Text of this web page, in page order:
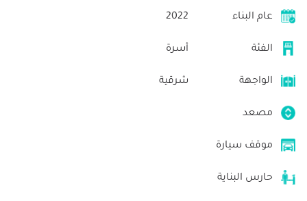
عام البناء 2022
الفئة أسرة
الواجهة شرقية
مصعد
موقف سيارة
حارس البناية